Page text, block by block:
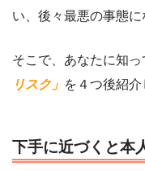
い、後々最悪の事態に
そこで、あなたに知
リスク」 を４つ後紹介
下手に近づくと本